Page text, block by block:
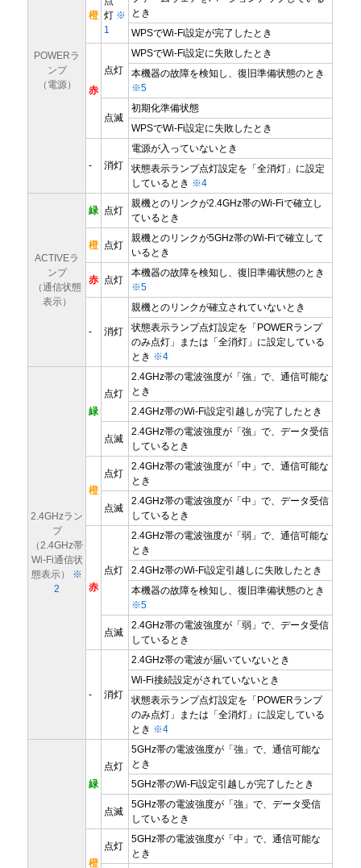
POWERラ
ンプ
（電源）
橙 灯 ※
1
とき
WPSでWi-Fi設定が完了したとき
赤
点灯
WPSでWi-Fi設定に失敗したとき
本機器の故障を検知し、復旧準備状態のとき
※5
点滅
初期化準備状態
WPSでWi-Fi設定に失敗したとき
- 消灯
電源が入っていないとき
状態表示ランプ点灯設定を「全消灯」に設定
しているとき ※4
ACTIVEラ
ンプ
（通信状態
表示）
緑 点灯
親機とのリンクが2.4GHz帯のWi-Fiで確立し
ているとき
橙 点灯
親機とのリンクが5GHz帯のWi-Fiで確立して
いるとき
赤 点灯
本機器の故障を検知し、復旧準備状態のとき
※5
- 消灯
親機とのリンクが確立されていないとき
状態表示ランプ点灯設定を「POWERランプ
のみ点灯」または「全消灯」に設定している
とき ※4
2.4GHzラン
プ
（2.4GHz帯
Wi-Fi通信状
態表示）
※
2
緑
点灯
2.4GHz帯の電波強度が「強」で、通信可能な
とき
2.4GHz帯のWi-Fi設定引越しが完了したとき
点滅
2.4GHz帯の電波強度が「強」で、データ受信
しているとき
橙
点灯
2.4GHz帯の電波強度が「中」で、通信可能な
とき
点滅
2.4GHz帯の電波強度が「中」で、データ受信
しているとき
赤
点灯
2.4GHz帯の電波強度が「弱」で、通信可能な
とき
2.4GHz帯のWi-Fi設定引越しに失敗したとき
本機器の故障を検知し、復旧準備状態のとき
※5
点滅
2.4GHz帯の電波強度が「弱」で、データ受信
しているとき
- 消灯
2.4GHz帯の電波が届いていないとき
Wi-Fi接続設定がされていないとき
状態表示ランプ点灯設定を「POWERランプ
のみ点灯」または「全消灯」に設定している
とき ※4
緑
点灯
5GHz帯の電波強度が「強」で、通信可能な
とき
5GHz帯のWi-Fi設定引越しが完了したとき
点滅
5GHz帯の電波強度が「強」で、データ受信
しているとき
橙
点灯
5GHz帯の電波強度が「中」で、通信可能な
とき